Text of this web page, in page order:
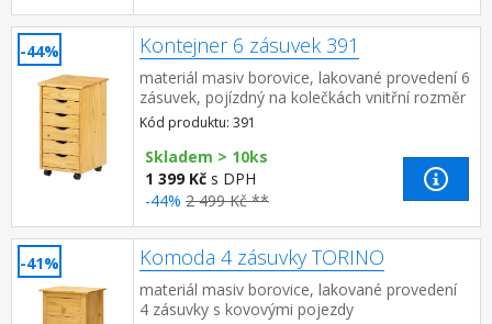
-44% Kontejner 6 zásuvek 391
materiál masiv borovice, lakované provedení 6
zásuvek, pojízdný na kolečkách vnitřní rozměr
zásuvky (š/h/v) 26,7 × 32,5 × 6 cm
Kód produktu: 391
Skladem > 10ks
1 399 Kč s DPH
-44% 2 499 Kč **
-41% Komoda 4 zásuvky TORINO
materiál masiv borovice, lakované provedení
4 zásuvky s kovovými pojezdy